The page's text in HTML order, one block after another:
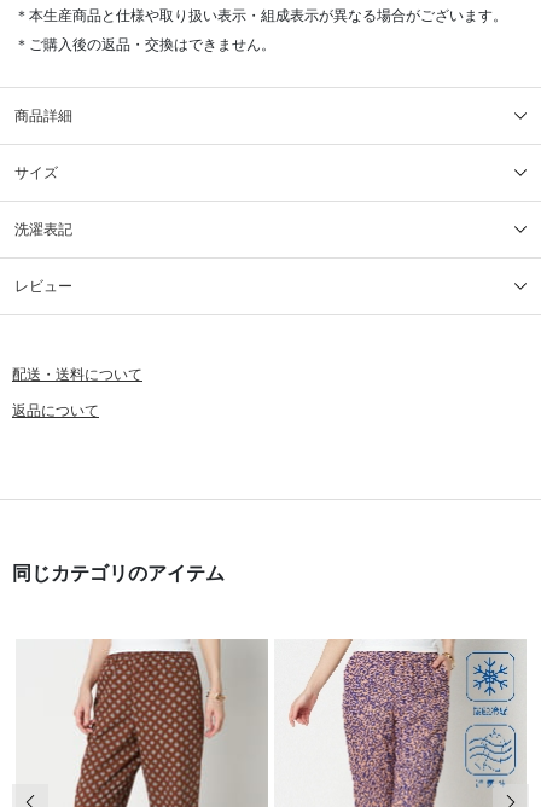
＊本生産商品と仕様や取り扱い表示・組成表示が異なる場合がございます。
＊ご購入後の返品・交換はできません。
商品詳細
サイズ
洗濯表記
レビュー
配送・送料について
返品について
同じカテゴリのアイテム
前の画像